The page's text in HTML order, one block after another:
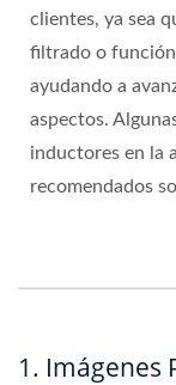
clientes, ya sea
filtrado o función
ayudando a
aspectos.
inductores en la
recomendados
1. Imágenes